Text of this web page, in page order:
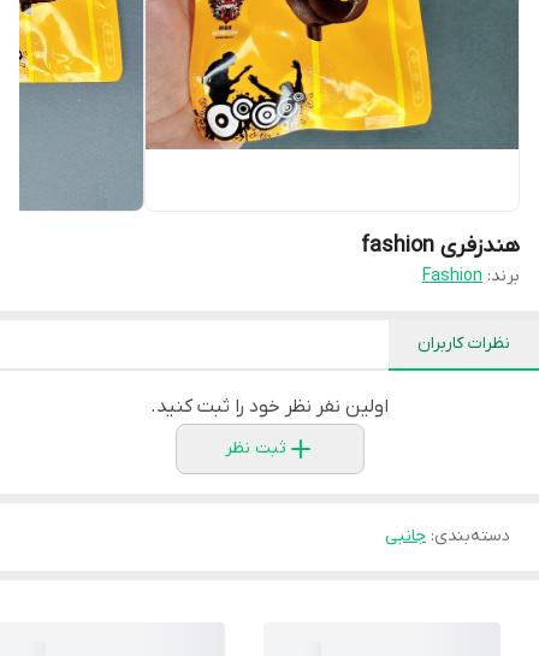
هندزفری fashion
برند: Fashion
نظرات کاربران
اولین نفر نظر خود را ثبت کنید.
ثبت نظر
دسته‌بندی: جانبی